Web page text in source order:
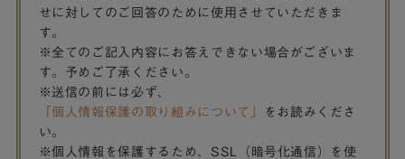
せに対してのご回答のために使用させていただきま
す。
※全てのご記入内容にお答えできない場合がございま
す。予めご了承ください。
※送信の前には必ず、
「個人情報保護の取り組みについて」
をお読みくださ
い。
※個人情報を保護するため、SSL（暗号化通信）を使